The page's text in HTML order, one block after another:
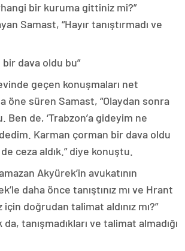
bir kuruma gittiniz mi?”
Samast, “Hayır tanıştırmadı ve
dava oldu bu”
geçen konuşmaları net
öne süren Samast, “Olaydan sonra
Ben de, ‘Trabzon’a gideyim ne
Karman çorman bir dava oldu
ceza aldık.” diye konuştu.
Akyürek’in avukatının
daha önce tanıştınız mı ve Hrant
doğrudan talimat aldınız mı?”
da, tanışmadıkları ve talimat almadığı